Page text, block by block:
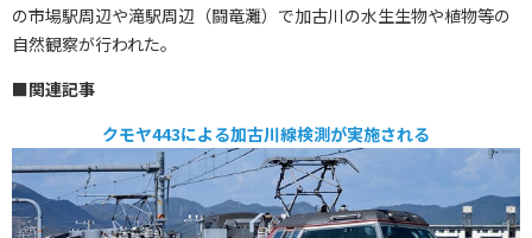
の市場駅周辺や滝駅周辺（闘竜灘）で加古川の水生生物や植物等の
自然観察が行われた。
■関連記事
クモヤ443による加古川線検測が実施される